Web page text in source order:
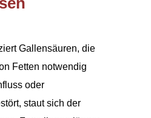
Gallensäuren, die
Fetten notwendig
oder
staut sich der